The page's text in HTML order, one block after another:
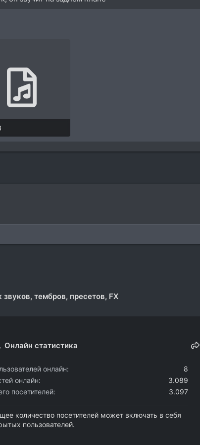
почта
звуков, тембров, пресетов, FX
Онлайн статистика
онлайн
8
онлайн
3.089
посетителей
3.097
количество посетителей может включать в себя
пользователей.